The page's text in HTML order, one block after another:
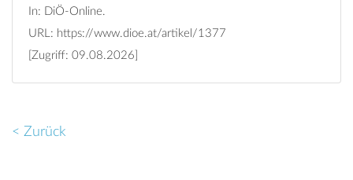
In: DiÖ-Online.
URL: https://www.dioe.at/artikel/1377
[Zugriff: 09.08.2026]
< Zurück